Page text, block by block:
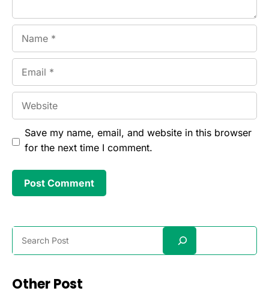
Save my name, email, and website in this browser
for the next time I comment.
Search
Other Post